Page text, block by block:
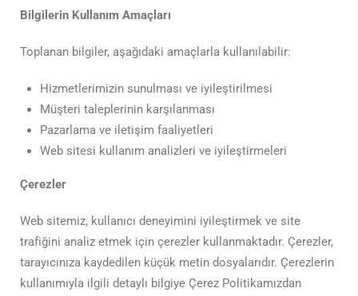
Bilgilerin Kullanım Amaçları
Toplanan bilgiler, aşağıdaki amaçlarla kullanılabilir:
Hizmetlerimizin sunulması ve iyileştirilmesi
Müşteri taleplerinin karşılanması
Pazarlama ve iletişim faaliyetleri
Web sitesi kullanım analizleri ve iyileştirmeleri
Çerezler
Web sitemiz, kullanıcı deneyimini iyileştirmek ve site
trafiğini analiz etmek için çerezler kullanmaktadır. Çerezler,
tarayıcınıza kaydedilen küçük metin dosyalarıdır. Çerezlerin
kullanımıyla ilgili detaylı bilgiye Çerez Politikamızdan